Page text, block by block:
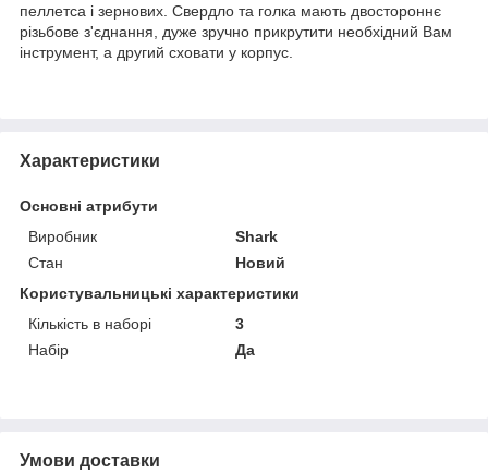
пеллетса і зернових. Свердло та голка мають двостороннє
різьбове з'єднання, дуже зручно прикрутити необхідний Вам
інструмент, а другий сховати у корпус.
Характеристики
Основні атрибути
Виробник
Shark
Стан
Новий
Користувальницькі характеристики
Кількість в наборі
3
Набір
Да
Умови доставки